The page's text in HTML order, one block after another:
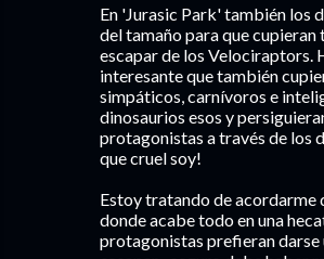
En 'Jurasic Park' también los
del tamaño para que cupieran
escapar de los Velociraptors.
interesante que también
simpáticos, carnívoros e
dinosaurios esos y
protagonistas a través de los
que cruel soy!
Estoy tratando de acordarme
donde acabe todo en una
protagonistas prefieran darse